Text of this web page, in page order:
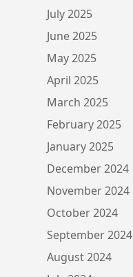
July 2025
June 2025
May 2025
April 2025
March 2025
February 2025
January 2025
December 2024
November 2024
October 2024
September 2024
August 2024